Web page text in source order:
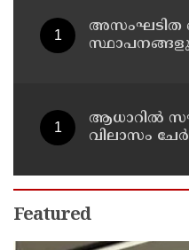
അസംഘടിത
ആധാറിൽ
വിലാസം
Featured